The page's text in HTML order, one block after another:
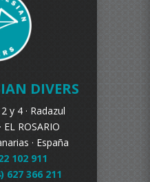
DIVERS
y 4 · Radazul
EL ROSARIO
· España
102 911
627 366 211